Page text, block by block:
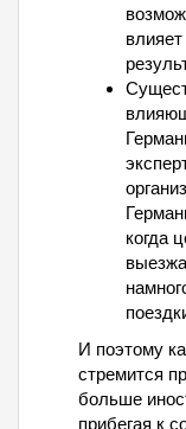
когда
И поэтому
стремится
больше
прибегая к